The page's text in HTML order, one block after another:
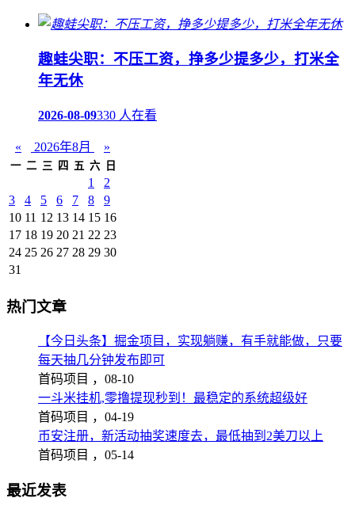
趣蛙尖职：不压工资，挣多少提多少，打米全
年无休
2026-08-09330 人在看
« 2026年8月 »
一 二 三 四 五 六 日
1
2
3
4 5 6 7 8
9
10 11 12 13 14 15 16
17 18 19 20 21 22 23
24 25 26 27 28 29 30
31
热门文章
【今日头条】掘金项目，实现躺赚，有手就能做，只要
每天抽几分钟发布即可
首码项目 ， 08-10
一斗米挂机,零撸提现秒到！最稳定的系统超级好
首码项目 ， 04-19
币安注册，新活动抽奖速度去，最低抽到2美刀以上
首码项目 ， 05-14
最近发表